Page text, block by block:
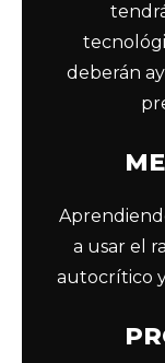
deberán
a usar el
autocrítico